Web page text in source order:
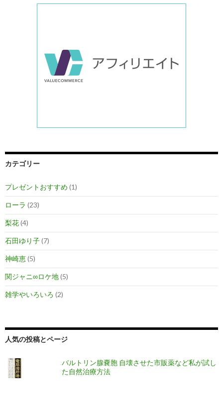
カテゴリー
プレゼントおすすめ (1)
ローラ (23)
梨花(4)
石田ゆり子(7)
神崎恵(5)
関ジャニ∞ロケ地(5)
雑学やいろいろ (2)
人気の投稿とページ
バルトリン腺嚢胞 自壊させた市販薬など私が試し
た自然治療方法